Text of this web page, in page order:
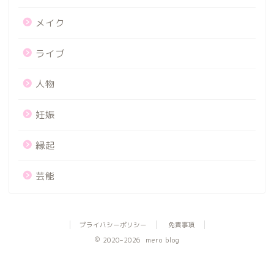
メイク
ライブ
人物
妊娠
縁起
芸能
プライバシーポリシー
免責事項
2020–2026 mero blog